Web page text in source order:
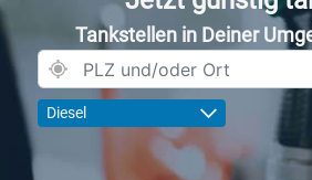
Tankstellen in Deiner
Diesel